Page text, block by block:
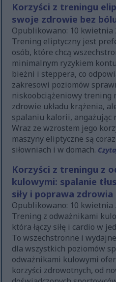
Korzyści z treningu
swoje zdrowie bez
Opublikowano: 10 kwietnia
Trening eliptyczny jest
osób, które chcą
minimalnym ryzykiem
bieżni i steppera, co
zakresowi poziomów
niskoobciążeniowy trening
zdrowie układu krążenia,
spalaniu kalorii, angażując
Wraz ze wzrostem jego
maszyny eliptyczne są
siłowniach i w domach.
Korzyści z treningu z
kulowymi: spalanie
siły i poprawa zdrowia
Opublikowano: 10 kwietnia
Trening z odważnikami
która łączy siłę i cardio w
To wszechstronne i
dla wszystkich poziomów
odważnikami kulowymi
korzyści zdrowotnych, od